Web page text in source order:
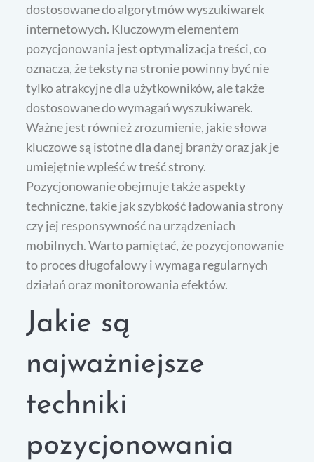
dostosowane do algorytmów wyszukiwarek
internetowych. Kluczowym elementem
pozycjonowania jest optymalizacja treści, co
oznacza, że teksty na stronie powinny być nie
tylko atrakcyjne dla użytkowników, ale także
dostosowane do wymagań wyszukiwarek.
Ważne jest również zrozumienie, jakie słowa
kluczowe są istotne dla danej branży oraz jak je
umiejętnie wpleść w treść strony.
Pozycjonowanie obejmuje także aspekty
techniczne, takie jak szybkość ładowania strony
czy jej responsywność na urządzeniach
mobilnych. Warto pamiętać, że pozycjonowanie
to proces długofalowy i wymaga regularnych
działań oraz monitorowania efektów.
Jakie są
najważniejsze
techniki
pozycjonowania